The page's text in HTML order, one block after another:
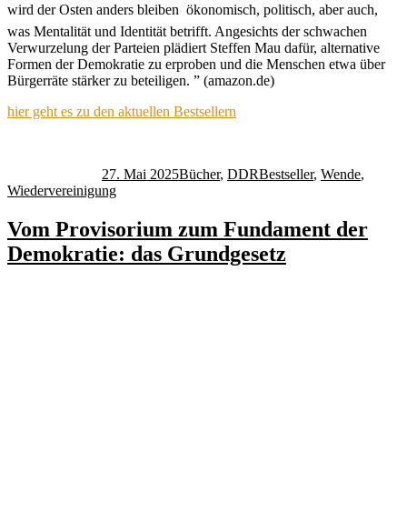
wird der Osten anders bleiben  ökonomisch, politisch, aber auch,
was Mentalität und Identität betrifft. Angesichts der schwachen
Verwurzelung der Parteien plädiert Steffen Mau dafür, alternative
Formen der Demokratie zu erproben und die Menschen etwa über
Bürgerräte stärker zu beteiligen. ” (amazon.de)
hier geht es zu den aktuellen Bestsellern
27. Mai 2025Bücher, DDRBestseller, Wende,
Wiedervereinigung
Vom Provisorium zum Fundament der
Demokratie: das Grundgesetz